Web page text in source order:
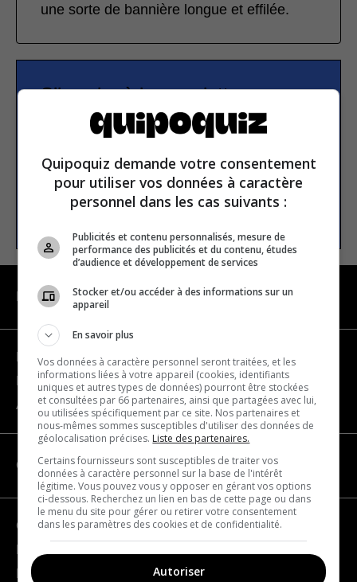
une sorte de bannière longue et effilée.
S’inscrire à la newsletter
S’INSCRIRE
NAVIGATION
Devenir partenaire
Nous joindre
À propos
CATÉGORIES
Géographie
Europe
Quipoquiz demande votre consentement
pour utiliser vos données à caractère
personnel dans les cas suivants :
Publicités et contenu personnalisés, mesure de
performance des publicités et du contenu, études
d’audience et développement de services
Stocker et/ou accéder à des informations sur un
appareil
En savoir plus
Vos données à caractère personnel seront traitées, et les
informations liées à votre appareil (cookies, identifiants
uniques et autres types de données) pourront être stockées
et consultées par 66 partenaires, ainsi que partagées avec lui,
ou utilisées spécifiquement par ce site. Nos partenaires et
nous-mêmes sommes susceptibles d'utiliser des données de
géolocalisation précises. Liste des partenaires.
Certains fournisseurs sont susceptibles de traiter vos
données à caractère personnel sur la base de l'intérêt
légitime. Vous pouvez vous y opposer en gérant vos options
ci-dessous. Recherchez un lien en bas de cette page ou dans
le menu du site pour gérer ou retirer votre consentement
dans les paramètres des cookies et de confidentialité.
Autoriser